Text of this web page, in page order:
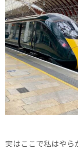
実はここで私はや